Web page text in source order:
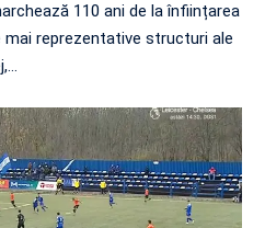
110 ani de la înființarea
reprezentative structuri ale